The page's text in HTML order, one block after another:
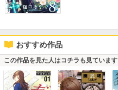
おすすめ作品
この作品を見た人はコチラも見ています